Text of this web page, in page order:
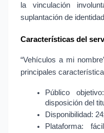
la vinculación
suplantación de
Características del
“Vehículos a mi
principales
Público
disposición del
Disponibilidad:
Plataforma: